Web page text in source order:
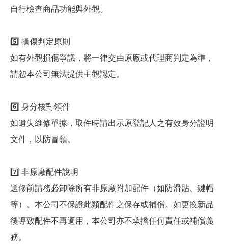
自行檢查商品功能與外觀。
5️⃣ 損傷判定原則
如有外觀損傷爭議，將一律交由原廠或代理商判定為準，
請恕本公司無法提供主觀認定。
6️⃣ 身分核對領件
如遺失維修單據，取件時請出示原登記人之有效身分證明
文件，以防冒領。
7️⃣ 非原廠配件說明
送修前請務必卸除所有非原廠附加配件（如防滑貼、鍵帽
等）。本公司不保證此類配件之保存或補償。如更換新品
後導致配件不再適用，本公司亦不承擔任何責任或補償義
務。